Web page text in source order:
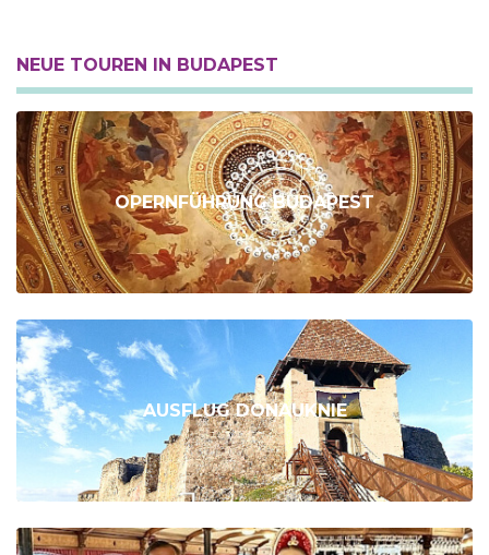
NEUE TOUREN IN BUDAPEST
OPERNFÜHRUNG BUDAPEST
AUSFLUG DONAUKNIE